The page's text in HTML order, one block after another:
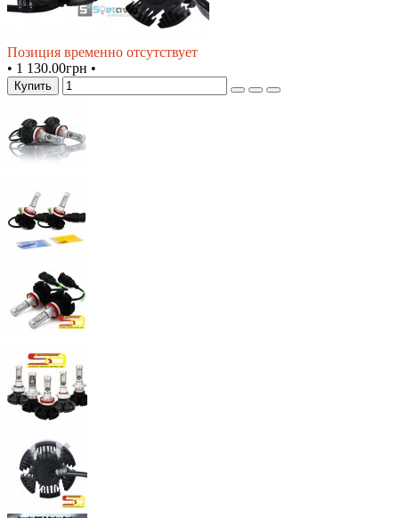
Позиция временно отсутствует
• 1 130.00грн •
Купить